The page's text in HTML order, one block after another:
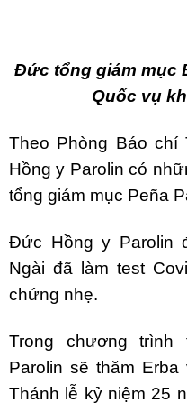
Đức tổng giám mục
Quốc vụ
Theo Phòng Báo chí
Hồng y Parolin có
tổng giám mục Peña
Đức Hồng y Parolin
Ngài đã làm test
chứng nhẹ.
Trong chương
Parolin sẽ thăm
Thánh lễ kỷ niệm 25